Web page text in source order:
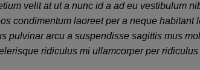
velit at ut a nunc id a ad eu vestibulum
condimentum laoreet per a neque
pulvinar arcu a suspendisse sagittis mus
ridiculus mi ullamcorper per